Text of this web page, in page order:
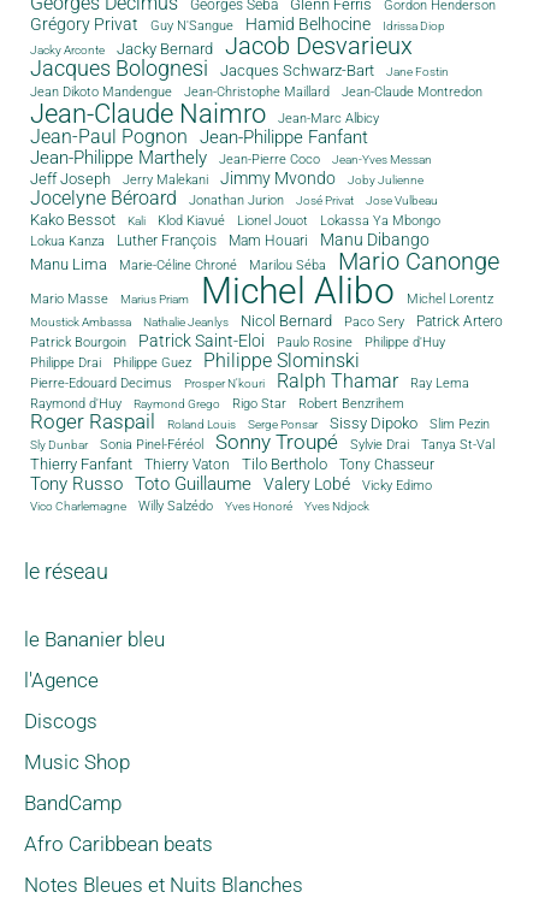
Georges Séba Glenn Ferris Gordon Henderson
Grégory Privat Guy N'Sangue Hamid Belhocine
Idrissa Diop
Jacky Arconte
Jacky Bernard Jacob Desvarieux
Jacques Bolognesi Jacques Schwarz-Bart Jane Fostin
Jean Dikoto Mandengue Jean-Christophe Maillard Jean-Claude Montredon
Jean-Claude Naimro Jean-Marc Albicy
Jean-Paul Pognon
Jean-Philippe Fanfant
Jean-Philippe Marthely
Jean-Pierre Coco Jean-Yves Messan
Jeff Joseph Jerry Malekani Jimmy Mvondo Joby Julienne
Jocelyne Béroard Jonathan Jurion José Privat Jose Vulbeau
Kako Bessot Kali Klod Kiavué Lionel Jouot
Lokassa Ya Mbongo
Lokua Kanza
Luther François Mam Houari Manu Dibango
Manu Lima Marie-Céline Chroné Marilou Séba Mario Canonge
Mario Masse Marius Priam Michel Alibo Michel Lorentz
Moustick Ambassa Nathalie Jeanlys Nicol Bernard Paco Sery
Patrick Artero
Patrick Bourgoin
Patrick Saint-Eloi Paulo Rosine
Philippe d'Huy
Philippe Drai
Philippe Guez Philippe Slominski
Pierre-Edouard Decimus Prosper N'kouri Ralph Thamar
Ray Lema
Raymond d'Huy
Raymond Grego Rigo Star Robert Benzrihem
Roger Raspail Roland Louis Serge Ponsar Sissy Dipoko Slim Pezin
Sly Dunbar Sonia Pinel-Féréol Sonny Troupé Sylvie Drai Tanya St-Val
Thierry Fanfant Thierry Vaton Tilo Bertholo Tony Chasseur
Tony Russo Toto Guillaume Valery Lobé Vicky Edimo
Vico Charlemagne Willy Salzédo Yves Honoré Yves Ndjock
le réseau
le Bananier bleu
l'Agence
Discogs
Music Shop
BandCamp
Afro Caribbean beats
Notes Bleues et Nuits Blanches